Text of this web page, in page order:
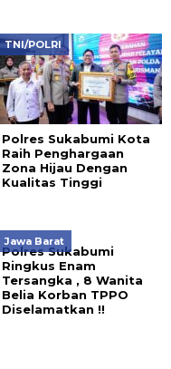
TNI/POLRI
Polres Sukabumi Kota
Raih Penghargaan
Zona Hijau Dengan
Kualitas Tinggi
Jawa Barat
Polres Sukabumi
Ringkus Enam
Tersangka , 8 Wanita
Belia Korban TPPO
Diselamatkan !!